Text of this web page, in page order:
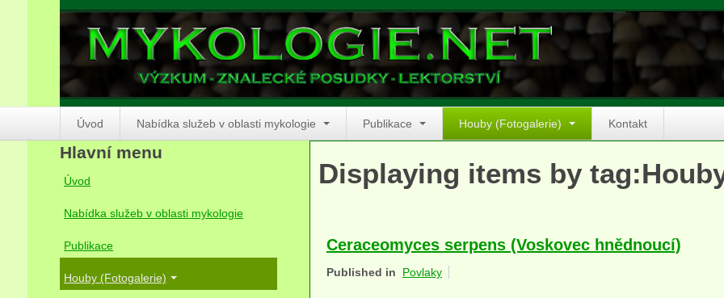
Úvod Nabídka služeb v oblasti mykologie Publikace Houby (Fotogalerie) Kontakt
Displaying items by
Ceraceomyces serpens (Voskovec hnědnoucí)
Published in Povlaky
Hlavní menu
Úvod
Nabídka služeb v oblasti mykologie
Publikace
Houby (Fotogalerie)